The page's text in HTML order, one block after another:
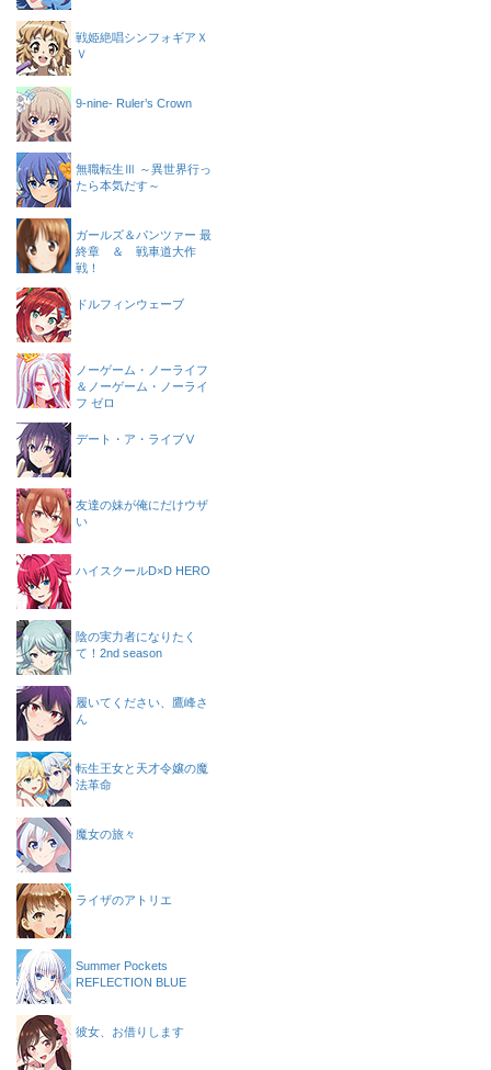
戦姫絶唱シンフォギアＸ
Ｖ
9-nine- Ruler’s Crown
無職転生Ⅲ ～異世界行っ
たら本気だす～
ガールズ＆パンツァー 最
終章 ＆ 戦車道大作
戦！
ドルフィンウェーブ
ノーゲーム・ノーライフ
＆ノーゲーム・ノーライ
フ ゼロ
デート・ア・ライブⅤ
友達の妹が俺にだけウザ
い
ハイスクールD×D HERO
陰の実力者になりたく
て！2nd season
履いてください、鷹峰さ
ん
転生王女と天才令嬢の魔
法革命
魔女の旅々
ライザのアトリエ
Summer Pockets
REFLECTION BLUE
彼女、お借りします